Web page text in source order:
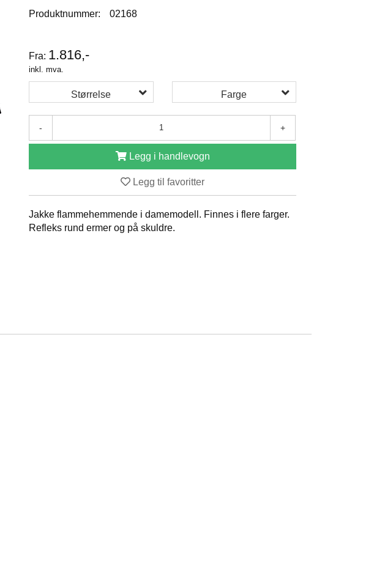
Produktnummer: 02168
Fra: 1.816,-
inkl. mva.
Størrelse Farge
- +
Legg i handlevogn
Legg til favoritter
Jakke flammehemmende i damemodell. Finnes i flere farger.
Refleks rund ermer og på skuldre.